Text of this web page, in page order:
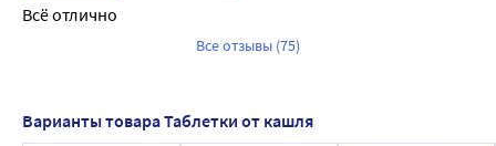
Всё отлично
Все отзывы (75)
Варианты товара Таблетки от кашля